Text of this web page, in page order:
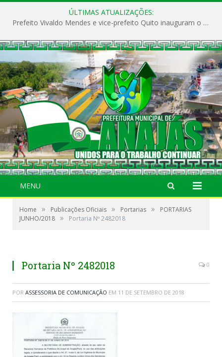
ÚLTIMAS ATUALIZAÇÕES:
Prefeito Vivaldo Mendes e vice-prefeito Quito inauguram o CAPS e fortalecem a saúde pública em Anajás.
MENU
Home » Publicações Oficiais » Portarias »
PORTARIAS
JUNHO/2018 » Portaria Nº 2482018
Portaria Nº 2482018 0
POR ASSESSORIA DE COMUNICAÇÃO EM 11 DE SETEMBRO DE 2018